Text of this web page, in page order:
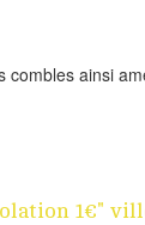
ainsi
1€"